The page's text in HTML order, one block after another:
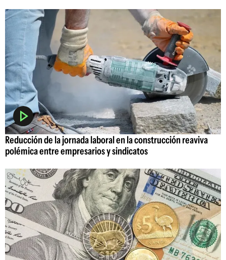
Reducción de la jornada laboral en la construcción reaviva
polémica entre empresarios y sindicatos